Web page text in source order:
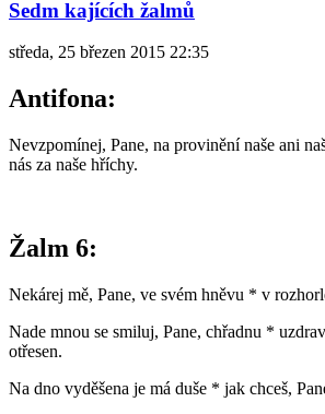
Sedm kajících žalmů
středa, 25 březen 2015 22:35
Antifona:
Nevzpomínej, Pane, na provinění naše ani
nás za naše hříchy.
Žalm 6:
Nekárej mě, Pane, ve svém hněvu * v
Nade mnou se smiluj, Pane, chřadnu *
otřesen.
Na dno vyděšena je má duše * jak chceš,